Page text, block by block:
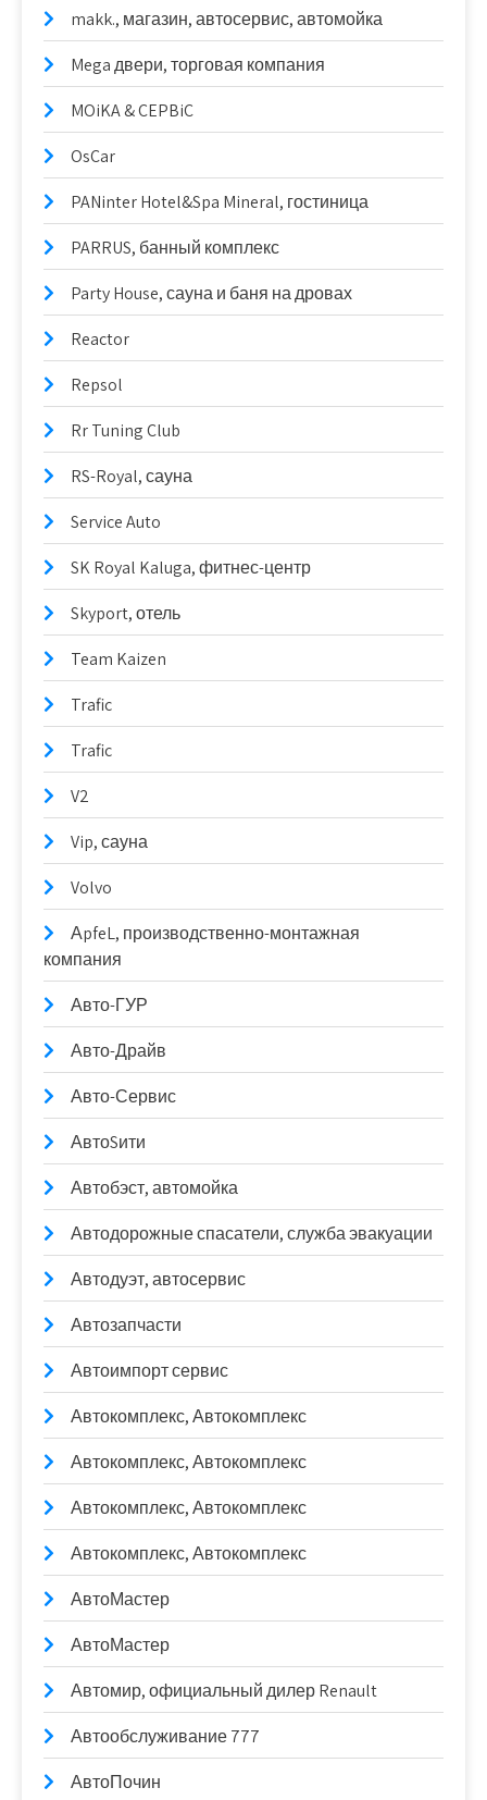
makk., магазин, автосервис, автомойка
Mega двери, торговая компания
MOiKA & CEPBiC
OsCar
PANinter Hotel&Spa Mineral, гостиница
PARRUS, банный комплекс
Party House, сауна и баня на дровах
Reactor
Repsol
Rr Tuning Club
RS-Royal, сауна
Service Auto
SK Royal Kaluga, фитнес-центр
Skyport, отель
Team Kaizen
Trafic
Trafic
V2
Vip, сауна
Volvo
АpfeL, производственно-монтажная
компания
Авто-ГУР
Авто-Драйв
Авто-Сервис
АвтоSити
Автобэст, автомойка
Автодорожные спасатели, служба эвакуации
Автодуэт, автосервис
Автозапчасти
Автоимпорт сервис
Автокомплекс, Автокомплекс
Автокомплекс, Автокомплекс
Автокомплекс, Автокомплекс
Автокомплекс, Автокомплекс
АвтоМастер
АвтоМастер
Автомир, официальный дилер Renault
Автообслуживание 777
АвтоПочин